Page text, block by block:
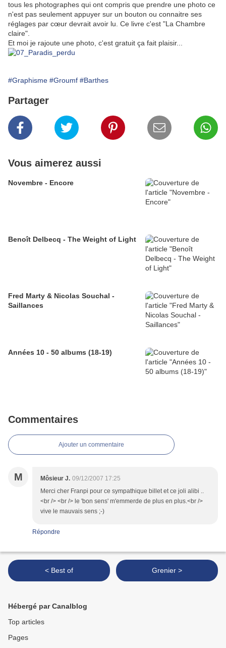
tous les photographes qui ont compris que prendre une photo ce
n'est pas seulement appuyer sur un bouton ou connaitre ses
réglages par cœur devrait avoir lu. Ce livre c'est "La Chambre
claire".
Et moi je rajoute une photo, c'est gratuit ça fait plaisir...
#Graphisme #Groumf #Barthes
Partager
Vous aimerez aussi
Novembre - Encore
Benoît Delbecq - The Weight of Light
Fred Marty & Nicolas Souchal -
Saillances
Années 10 - 50 albums (18-19)
Commentaires
Ajouter un commentaire
M Môsieur J. 09/12/2007 17:25
Merci cher Franpi pour ce sympathique billet et ce joli alibi ..
<br /> <br /> le 'bon sens' m'emmerde de plus en plus.<br />
vive le mauvais sens ;-)
Répondre
< Best of Grenier >
Hébergé par Canalblog
Top articles
Pages